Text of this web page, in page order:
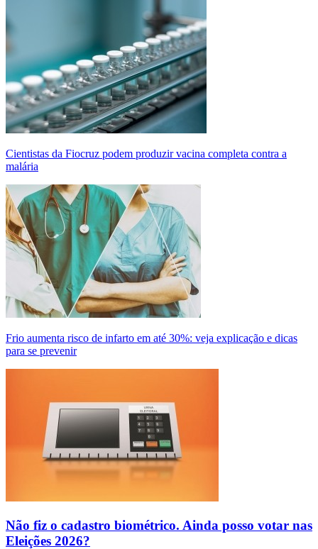
Cientistas da Fiocruz podem produzir vacina completa contra a
malária
Frio aumenta risco de infarto em até 30%: veja explicação e dicas
para se prevenir
Não fiz o cadastro biométrico. Ainda posso votar nas
Eleições 2026?